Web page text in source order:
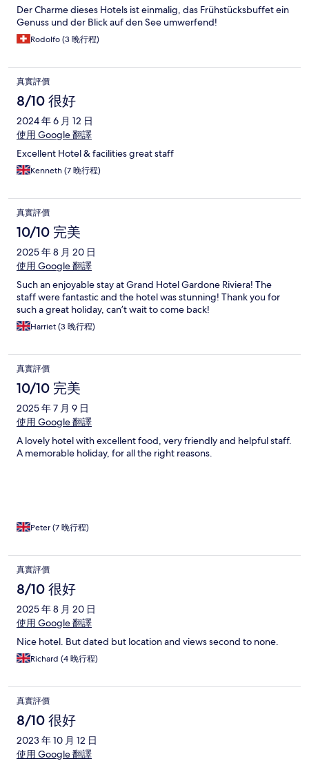
Der Charme dieses Hotels ist einmalig, das Frühstücksbuffet ein
Genuss und der Blick auf den See umwerfend!
Rodolfo (3 晚行程)
真實評價
8/10 很好
2024 年 6 月 12 日
使用 Google 翻譯
Excellent Hotel & facilities great staff
Kenneth (7 晚行程)
真實評價
10/10 完美
2025 年 8 月 20 日
使用 Google 翻譯
Such an enjoyable stay at Grand Hotel Gardone Riviera! The
staff were fantastic and the hotel was stunning! Thank you for
such a great holiday, can’t wait to come back!
Harriet (3 晚行程)
真實評價
10/10 完美
2025 年 7 月 9 日
使用 Google 翻譯
A lovely hotel with excellent food, very friendly and helpful staff.
A memorable holiday, for all the right reasons.
Peter (7 晚行程)
真實評價
8/10 很好
2025 年 8 月 20 日
使用 Google 翻譯
Nice hotel. But dated but location and views second to none.
Richard (4 晚行程)
真實評價
8/10 很好
2023 年 10 月 12 日
使用 Google 翻譯